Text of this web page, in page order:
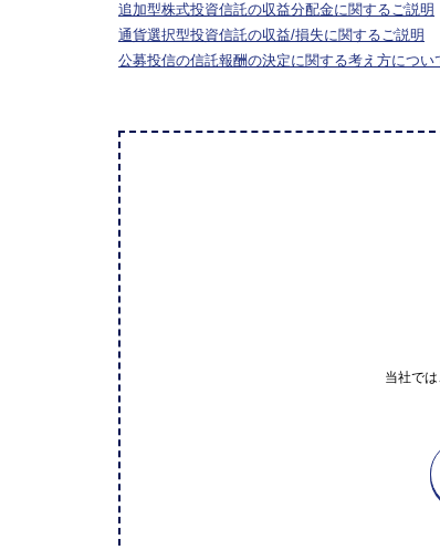
追加型株式投資信託の収益分配金に関するご説明
通貨選択型投資信託の収益/損失に関するご説明
公募投信の信託報酬の決定に関する考え方につい
当社で